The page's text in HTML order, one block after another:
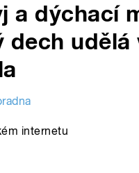
a dýchací
dech udělá
internetu